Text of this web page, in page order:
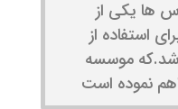
ها یکی از
استفاده از
موسسه
نموده است